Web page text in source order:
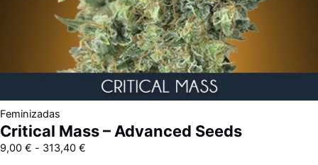
Feminizadas
Critical Mass – Advanced Seeds
9,00 € - 313,40 €